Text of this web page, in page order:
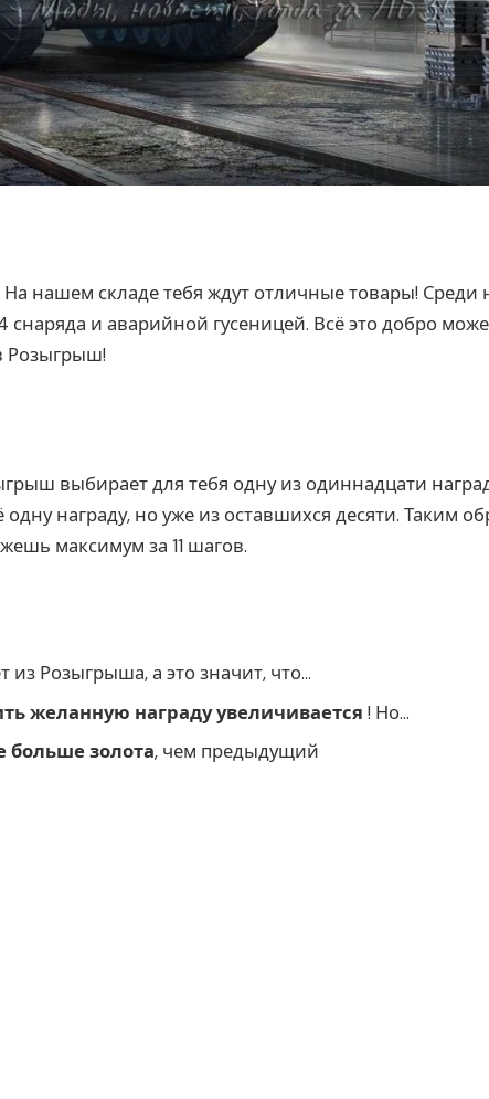
На нашем складе тебя ждут отличные товары! Среди
и аварийной гусеницей. Всё это добро
Розыгрыш!
выбирает для тебя одну из одиннадцати
награду, но уже из оставшихся десяти. Таким
максимум за 11 шагов.
Розыгрыша, а это значит, что…
желанную награду увеличивается ! Но…
больше золота, чем предыдущий